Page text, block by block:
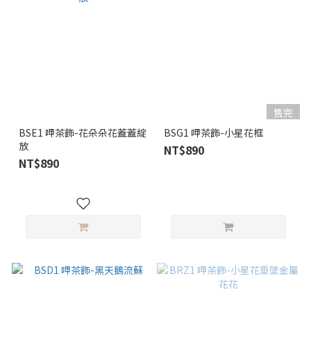
BSE1 呷茶飾-花朵朵花蓋蓋綻
放
NT$890
售完
BSG1 呷茶飾-小星花框
NT$890